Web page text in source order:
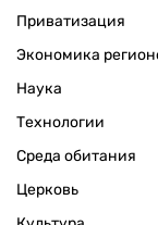
Приватизация
Экономика
Наука
Технологии
Среда обитания
Церковь